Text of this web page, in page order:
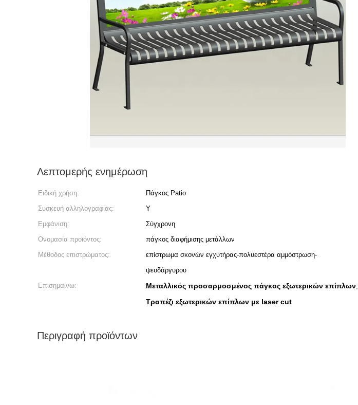
Λεπτομερής ενημέρωση
Ειδική χρήση: Πάγκος Patio
Συσκευή αλληλογραφίας:
Y
Εμφάνιση:
Σύγχρονη
Ονομασία προϊόντος:
πάγκος διαφήμισης μετάλλων
Μέθοδος επιστρώματος:
επίστρωμα σκονών εγχυτήρας-πολυεστέρα αμμόστρωση-
ψευδάργυρου
Επισημαίνω: Μεταλλικός προσαρμοσμένος πάγκος εξωτερικών επίπλων,
Τραπέζι εξωτερικών επίπλων με laser cut
Περιγραφή προϊόντων